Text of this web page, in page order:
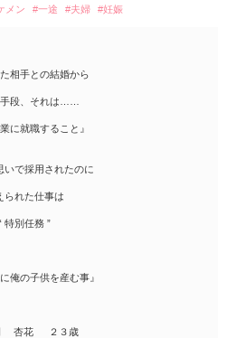
メン #一途 #夫婦 #妊娠
相手との結婚から
段、それは……
に就職すること』
いで採用されたのに
られた仕事は
特別任務 ”
俺の子供を産む事』
杏花 ２３歳